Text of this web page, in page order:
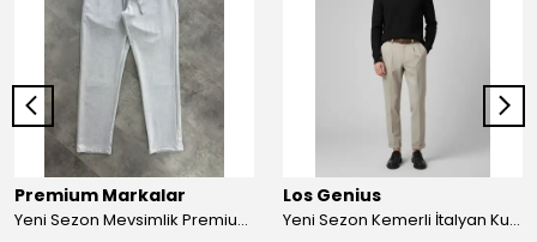
Premium Markalar
Yeni Sezon Mevsimlik Premium Casual Kumaş Pantalon
Los Genius
Yeni Sezon Kemerli İtalyan Kumaş Kalın Kışlık Casual Pantalon